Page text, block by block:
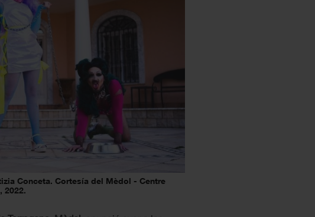
Conceta. Cortesía del Mèdol - Centre
2022.